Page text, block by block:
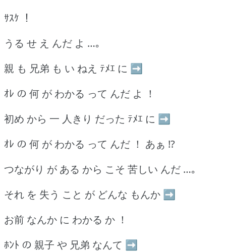
ｻｽｹ ！
うる せ え んだ よ …｡
親 も 兄弟 も い ねえ ﾃﾒｴ に ➡
ｵﾚ の 何 が わかる って んだ よ ！
初め から 一 人きり だった ﾃﾒｴ に ➡
ｵﾚ の 何 が わかる って んだ ！ あぁ !?
つながり が ある から こそ 苦しい んだ …｡
それ を 失う こと が どんな もんか ➡
お前 なんか に わかる か ！
ﾎﾝﾄ の 親子 や 兄弟 なんて ➡